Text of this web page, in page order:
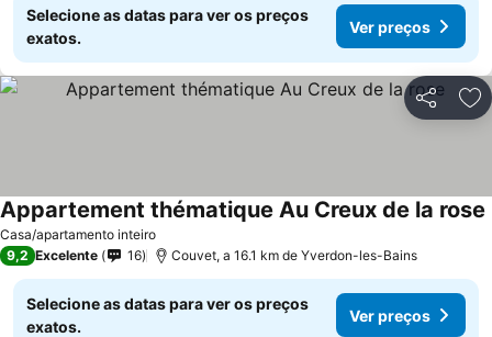
Selecione as datas para ver os preços
exatos.
Ver preços
Partilhar
Casa/apartamento inteiro
Appartement thématique Au Creux de la rose
9,2 Excelente 16 Couvet, a 16.1 km de Yverdon-les-Bains
Selecione as datas para ver os preços
exatos.
Ver preços